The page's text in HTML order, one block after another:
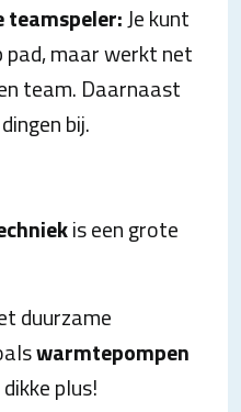
teamspeler:Je kunt
maar werkt net
team. Daarnaast
bij.
is een grote
duurzame
warmtepompen
plus!